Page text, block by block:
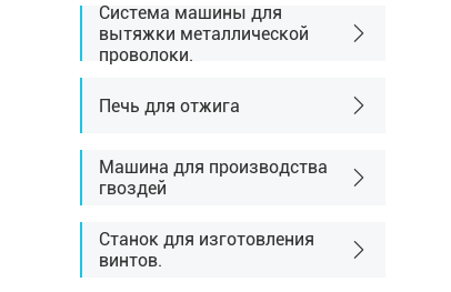
Система машины для
вытяжки металлической
проволоки.
Печь для отжига
Машина для производства
гвоздей
Станок для изготовления
винтов.